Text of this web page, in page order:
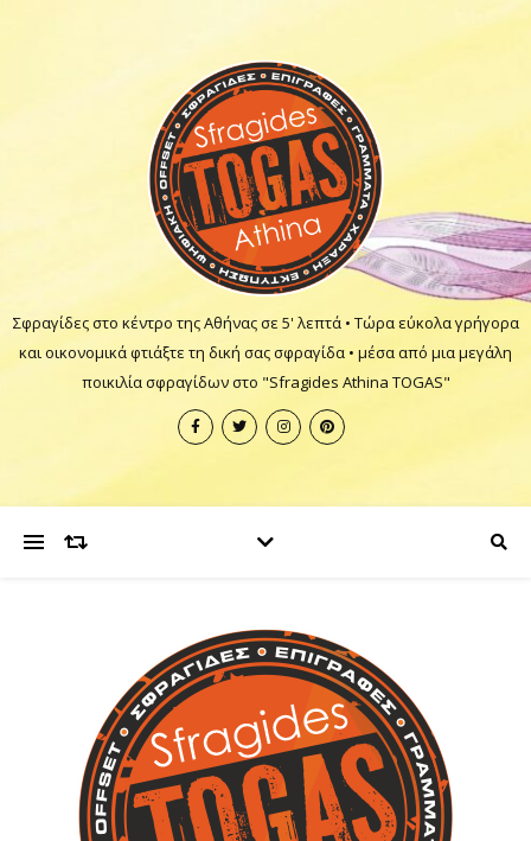
Σφραγίδες στο κέντρο της Αθήνας σε 5' λεπτά • Τώρα εύκολα γρήγορα
και οικονομικά φτιάξτε τη δική σας σφραγίδα • μέσα από μια μεγάλη
ποικιλία σφραγίδων στο "Sfragides Athina TOGAS"